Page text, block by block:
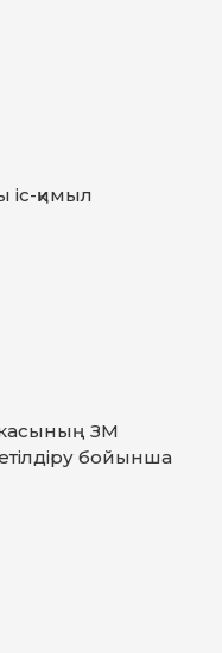
іс-қимыл
ЗМ
бойынша